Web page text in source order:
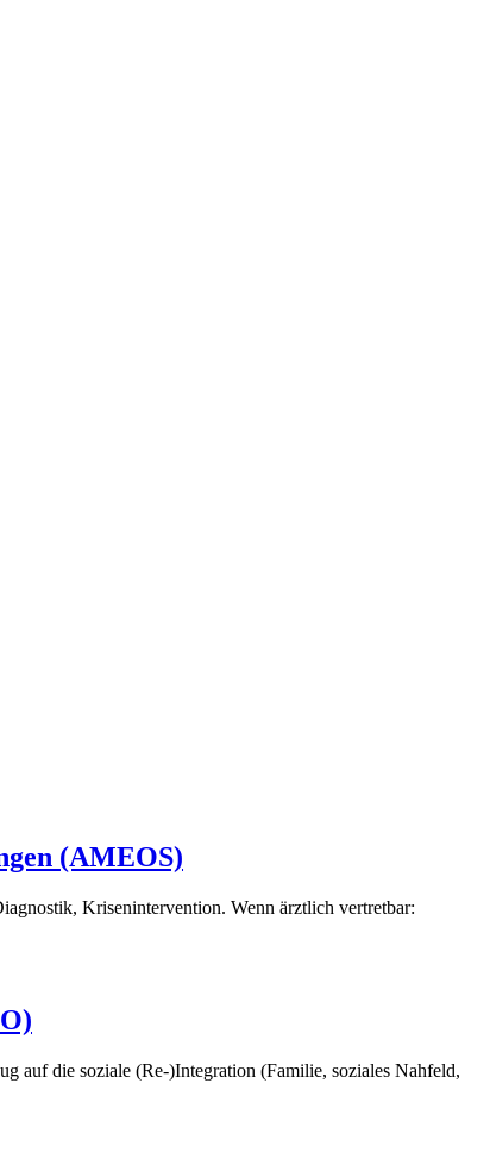
(AMEOS)
Krisenintervention. Wenn ärztlich vertretbar:
auf die soziale (Re-)Integration (Familie, soziales Nahfeld,